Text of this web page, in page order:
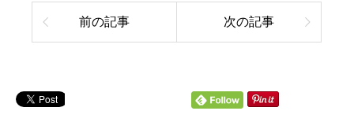
前の記事 次の記事